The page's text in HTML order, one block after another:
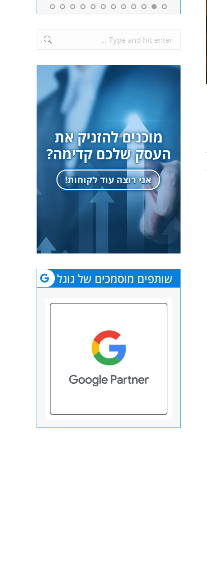
מוכנים להזניק את
העסק שלכם קדימה?
אני רוצה עוד לקוחות!
שותפים מוסמכים של גוגל